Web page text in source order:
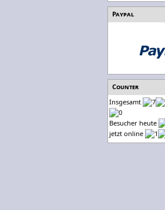
Paypal
Counter
Insgesamt
Besucher heute
jetzt online